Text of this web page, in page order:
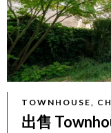
TOWNHOUSE,
出售